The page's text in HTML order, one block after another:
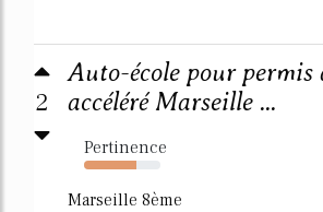
2
Auto-école pour permis
accéléré Marseille ...
Pertinence
69%
Marseille 8ème